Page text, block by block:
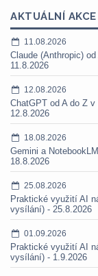
AKTUÁLNÍ AKCE
11.08.2026
Claude (Anthropic)
11.8.2026
12.08.2026
ChatGPT od A do Z
12.8.2026
18.08.2026
Gemini a
18.8.2026
25.08.2026
Praktické využití AI
vysílání) - 25.8.2026
01.09.2026
Praktické využití AI
vysílání) - 1.9.2026